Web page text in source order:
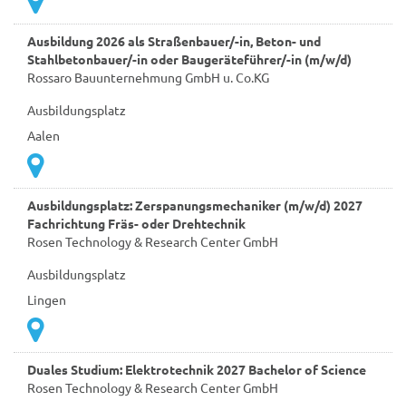
Ausbildung 2026 als Straßenbauer/-in, Beton- und
Stahlbetonbauer/-in oder Baugeräteführer/-in (m/w/d)
Rossaro Bauunternehmung GmbH u. Co.KG
Ausbildungsplatz
Aalen
Ausbildungsplatz: Zerspanungsmechaniker (m/w/d) 2027
Fachrichtung Fräs- oder Drehtechnik
Rosen Technology & Research Center GmbH
Ausbildungsplatz
Lingen
Duales Studium: Elektrotechnik 2027 Bachelor of Science
Rosen Technology & Research Center GmbH